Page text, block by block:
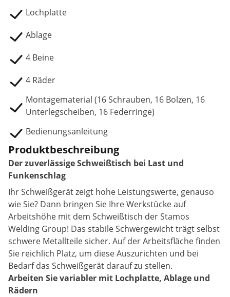
Lochplatte
Ablage
4 Beine
4 Räder
Montagematerial (16 Schrauben, 16 Bolzen, 16
Unterlegscheiben, 16 Federringe)
Bedienungsanleitung
Produktbeschreibung
Der zuverlässige Schweißtisch bei Last und
Funkenschlag
Ihr Schweißgerät zeigt hohe Leistungswerte, genauso
wie Sie? Dann bringen Sie Ihre Werkstücke auf
Arbeitshöhe mit dem Schweißtisch der Stamos
Welding Group! Das stabile Schwergewicht trägt selbst
schwere Metallteile sicher. Auf der Arbeitsfläche finden
Sie reichlich Platz, um diese Auszurichten und bei
Bedarf das Schweißgerät darauf zu stellen.
Arbeiten Sie variabler mit Lochplatte, Ablage und
Rädern